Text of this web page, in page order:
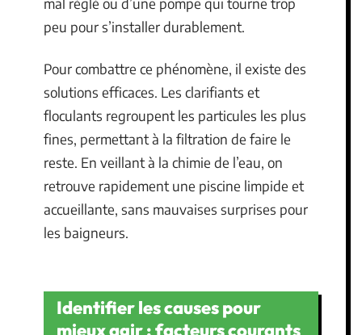
peu pour s’installer durablement.
Pour combattre ce phénomène, il existe des
solutions efficaces. Les clarifiants et
floculants regroupent les particules les plus
fines, permettant à la filtration de faire le
reste. En veillant à la chimie de l’eau, on
retrouve rapidement une piscine limpide et
accueillante, sans mauvaises surprises pour
les baigneurs.
Identifier les causes pour
mieux agir : facteurs courants